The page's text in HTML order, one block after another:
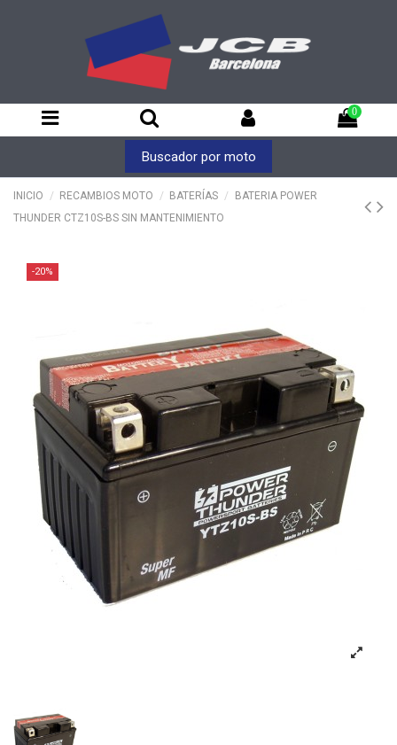
0
Buscador por moto
INICIO RECAMBIOS MOTO BATERÍAS
BATERIA POWER
THUNDER CTZ10S-BS SIN MANTENIMIENTO
-20%